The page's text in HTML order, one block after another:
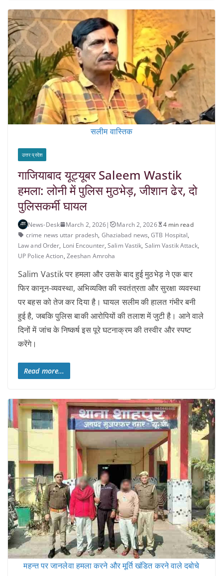
सलीम वास्तिक
उत्तर प्रदेश
गाजियाबाद यूट्यूबर Saleem Wastik
हमला: लोनी में पुलिस मुठभेड़, जीशान ढेर, दो
पुलिसकर्मी घायल
News-Desk March 2, 2026| March 2, 2026
4 min read
crime news uttar pradesh, Ghaziabad news,GTB Hospital,
Law and Order, Loni Encounter,Salim Vastik, Salim Vastik Attack,
UP Police Action, Zeeshan Amroha
Salim Vastik पर हमला और उसके बाद हुई मुठभेड़ ने एक बार
फिर कानून-व्यवस्था, अभिव्यक्ति की स्वतंत्रता और सुरक्षा व्यवस्था
पर बहस को तेज कर दिया है। घायल सलीम की हालत गंभीर बनी
हुई है, जबकि पुलिस बाकी आरोपियों की तलाश में जुटी है। आने वाले
दिनों में जांच के निष्कर्ष इस पूरे घटनाक्रम की तस्वीर और स्पष्ट
करेंगे।
Read more...
महन्त पर जानलेवा हमला करने और मूर्ति खंडित करने वाले दबोचे